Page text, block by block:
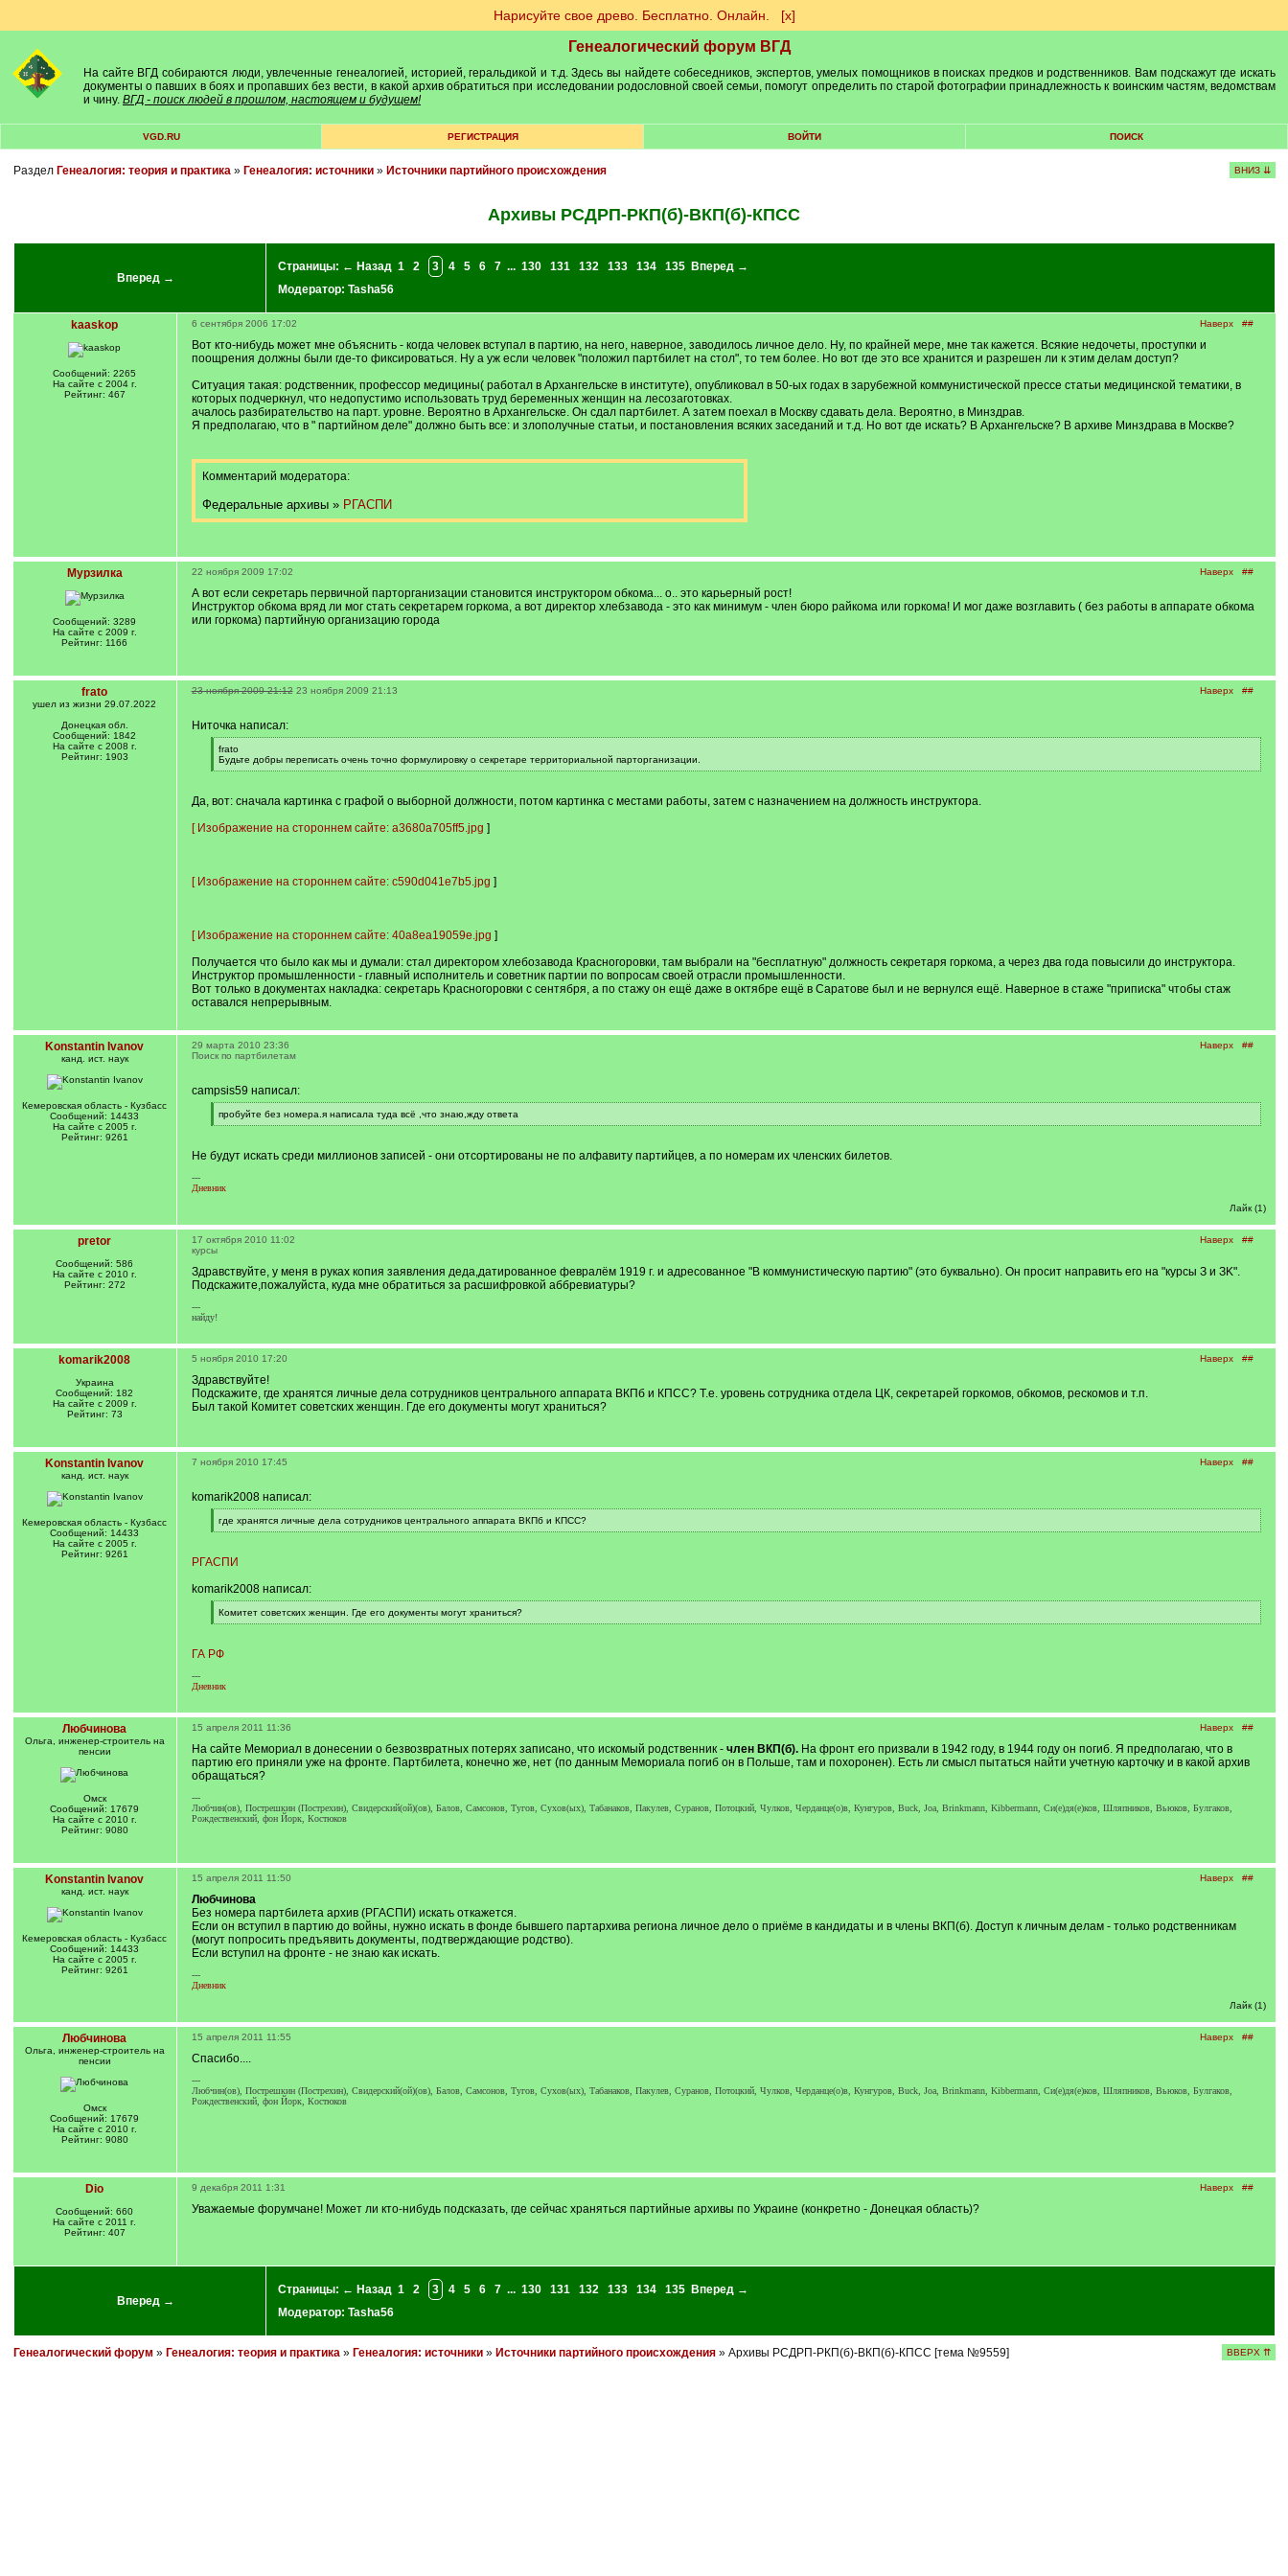
Нарисуйте свое древо. Бесплатно. Онлайн. [х]
Генеалогический форум ВГД
На сайте ВГД собираются люди, увлеченные генеалогией, историей, геральдикой и т.д. Здесь вы найдете собеседников, экспертов, умелых помощников в поисках предков и родственников. Вам подскажут где искать
документы о павших в боях и пропавших без вести, в какой архив обратиться при исследовании родословной своей семьи, помогут определить по старой фотографии принадлежность к воинским частям, ведомствам
и чину. ВГД - поиск людей в прошлом, настоящем и будущем!
VGD.RU РЕГИСТРАЦИЯ ВОЙТИ ПОИСК
Раздел Генеалогия: теория и практика» Генеалогия: источники» Источники партийного происхождения ВНИЗ ⇊
Архивы РСДРП-РКП(б)-ВКП(б)-КПСС
Вперед →
Страницы: ← Назад 1 2 3 4 5 6 7 ... 130 131 132 133 134 135
Вперед →
Модератор: Tasha56
kaaskop
Сообщений: 2265
На сайте с 2004 г.
Рейтинг: 467
Наверх ##
6 сентября 2006 17:02
Вот кто-нибудь может мне объяснить - когда человек вступал в партию, на него, наверное, заводилось личное дело. Ну, по крайней мере, мне так кажется. Всякие недочеты, проступки и
поощрения должны были где-то фиксироваться. Ну а уж если человек "положил партбилет на стол", то тем более. Но вот где это все хранится и разрешен ли к этим делам доступ?
Ситуация такая: родственник, профессор медицины( работал в Архангельске в институте), опубликовал в 50-ых годах в зарубежной коммунистической прессе статьи медицинской тематики, в
которых подчеркнул, что недопустимо использовать труд беременных женщин на лесозаготовках.
ачалось разбирательство на парт. уровне. Вероятно в Архангельске. Он сдал партбилет. А затем поехал в Москву сдавать дела. Вероятно, в Минздрав.
Я предполагаю, что в " партийном деле" должно быть все: и злополучные статьи, и постановления всяких заседаний и т.д. Но вот где искать? В Архангельске? В архиве Минздрава в Москве?
Комментарий модератора:
Федеральные архивы » РГАСПИ
Мурзилка
Сообщений: 3289
На сайте с 2009 г.
Рейтинг: 1166
Наверх ##
22 ноября 2009 17:02
А вот если секретарь первичной парторганизации становится инструктором обкома... о.. это карьерный рост!
Инструктор обкома вряд ли мог стать секретарем горкома, а вот директор хлебзавода - это как минимум - член бюро райкома или горкома! И мог даже возглавить ( без работы в аппарате обкома
или горкома) партийную организацию города
frato
ушел из жизни 29.07.2022
Донецкая обл.
Сообщений: 1842
На сайте с 2008 г.
Рейтинг: 1903
Наверх ##
23 ноября 2009 21:12 23 ноября 2009 21:13
Ниточка написал:
[
q
]
frato
Будьте добры переписать очень точно формулировку о секретаре территориальной парторганизации.
[
]
Да, вот: сначала картинка с графой о выборной должности, потом картинка с местами работы, затем с назначением на должность инструктора.
[ Изображение на стороннем сайте: a3680a705ff5.jpg ]
[ Изображение на стороннем сайте: c590d041e7b5.jpg ]
[ Изображение на стороннем сайте: 40a8ea19059e.jpg ]
Получается что было как мы и думали: стал директором хлебозавода Красногоровки, там выбрали на "бесплатную" должность секретаря горкома, а через два года повысили до инструктора.
Инструктор промышленности - главный исполнитель и советник партии по вопросам своей отрасли промышленности.
Вот только в документах накладка: секретарь Красногоровки с сентября, а по стажу он ещё даже в октябре ещё в Саратове был и не вернулся ещё. Наверное в стаже "приписка" чтобы стаж
оставался непрерывным.
Konstantin Ivanov
канд. ист. наук
Кемеровская область - Кузбасс
Сообщений: 14433
На сайте с 2005 г.
Рейтинг: 9261
Наверх ##
29 марта 2010 23:36
Поиск по партбилетам
campsis59 написал:
[
q
пробуйте без номера.я написала туда всё ,что знаю,жду ответа
[
]
Не будут искать среди миллионов записей - они отсортированы не по алфавиту партийцев, а по номерам их членских билетов.
---
Дневник
Лайк (1)
pretor
Сообщений: 586
На сайте с 2010 г.
Рейтинг: 272
Наверх ##
17 октября 2010 11:02
курсы
Здравствуйте, у меня в руках копия заявления деда,датированное февралём 1919 г. и адресованное "В коммунистическую партию" (это буквально). Он просит направить его на "курсы З и ЗK".
Подскажите,пожалуйста, куда мне обратиться за расшифровкой аббревиатуры?
---
найду!
komarik2008
Украина
Сообщений: 182
На сайте с 2009 г.
Рейтинг: 73
Наверх ##
5 ноября 2010 17:20
Здравствуйте!
Подскажите, где хранятся личные дела сотрудников центрального аппарата ВКПб и КПСС? Т.е. уровень сотрудника отдела ЦК, секретарей горкомов, обкомов, рескомов и т.п.
Был такой Комитет советских женщин. Где его документы могут храниться?
Konstantin Ivanov
канд. ист. наук
Кемеровская область - Кузбасс
Сообщений: 14433
На сайте с 2005 г.
Рейтинг: 9261
Наверх ##
7 ноября 2010 17:45
komarik2008 написал:
[
q
где хранятся личные дела сотрудников центрального аппарата ВКПб и КПСС?
[
]
РГАСПИ
komarik2008 написал:
[
q
Комитет советских женщин. Где его документы могут храниться?
[
]
ГА РФ
---
Дневник
Любчинова
Ольга, инженер-строитель на
пенсии
Омск
Сообщений: 17679
На сайте с 2010 г.
Рейтинг: 9080
Наверх ##
15 апреля 2011 11:36
На сайте Мемориал в донесении о безвозвратных потерях записано, что искомый родственник - член ВКП(б).На фронт его призвали в 1942 году, в 1944 году он погиб. Я предполагаю, что в
партию его приняли уже на фронте. Партбилета, конечно же, нет (по данным Мемориала погиб он в Польше, там и похоронен). Есть ли смысл пытаться найти учетную карточку и в какой архив
обращаться?
---
Любчин(ов), Пострешкин (Пострехин), Свидерский(ой)(ов), Балов, Самсонов, Тугов, Сухов(ых), Табанаков, Пакулев, Суранов, Потоцкий, Чулков, Черданце(о)в, Кунгуров, Buck, Joa, Brinkmann, Kibbermann, Си(е)дя(е)ков, Шляпников, Вьюков, Булгаков,
Рождественский, фон Йорк, Костюков
Konstantin Ivanov
канд. ист. наук
Кемеровская область - Кузбасс
Сообщений: 14433
На сайте с 2005 г.
Рейтинг: 9261
Наверх ##
15 апреля 2011 11:50
Любчинова
Без номера партбилета архив (РГАСПИ) искать откажется.
Если он вступил в партию до войны, нужно искать в фонде бывшего партархива региона личное дело о приёме в кандидаты и в члены ВКП(б). Доступ к личным делам - только родственникам
(могут попросить предъявить документы, подтверждающие родство).
Если вступил на фронте - не знаю как искать.
---
Дневник
Лайк (1)
Любчинова
Ольга, инженер-строитель на
пенсии
Омск
Сообщений: 17679
На сайте с 2010 г.
Рейтинг: 9080
Наверх ##
15 апреля 2011 11:55
Спасибо....
---
Любчин(ов), Пострешкин (Пострехин), Свидерский(ой)(ов), Балов, Самсонов, Тугов, Сухов(ых), Табанаков, Пакулев, Суранов, Потоцкий, Чулков, Черданце(о)в, Кунгуров, Buck, Joa, Brinkmann, Kibbermann, Си(е)дя(е)ков, Шляпников, Вьюков, Булгаков,
Рождественский, фон Йорк, Костюков
Dio
Сообщений: 660
На сайте с 2011 г.
Рейтинг: 407
Наверх ##
9 декабря 2011 1:31
Уважаемые форумчане! Может ли кто-нибудь подсказать, где сейчас храняться партийные архивы по Украине (конкретно - Донецкая область)?
Вперед →
Страницы: ← Назад 1 2 3 4 5 6 7 ... 130 131 132 133 134 135
Вперед →
Модератор: Tasha56
Генеалогический форум » Генеалогия: теория и практика» Генеалогия: источники» Источники партийного происхождения» Архивы РСДРП-РКП(б)-ВКП(б)-КПСС [тема №9559] ВВЕРХ ⇈